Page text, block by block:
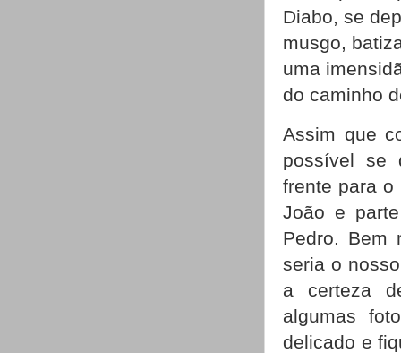
Diabo, se
musgo,
uma
do caminho
Assim que
possível se
frente para o
João e
Pedro. Bem
seria o
a certeza
algumas
delicado e